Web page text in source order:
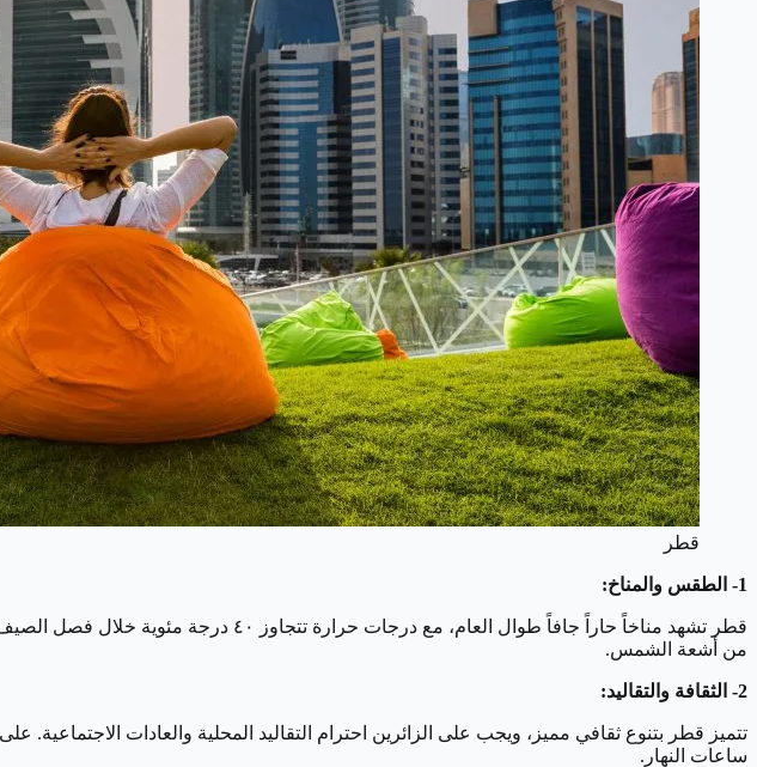
قطر
1- الطقس والمناخ:
قطر تشهد مناخاً حاراً جافاً طوال العام،
من أشعة الشمس.
2- الثقافة والتقاليد:
تتميز قطر بتنوع ثقافي مميز، ويجب على الزائرين احترام التقاليد المحلية والعادات
ساعات النهار.